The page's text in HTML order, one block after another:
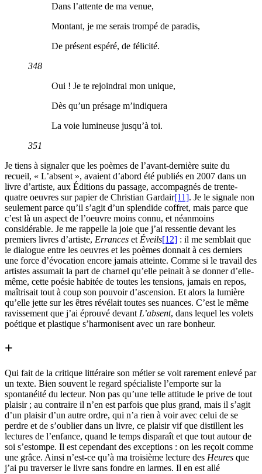
Dans l’attente de ma venue,
Montant, je me serais trompé de paradis,
De présent espéré, de félicité.
348
Oui ! Je te rejoindrai mon unique,
Dès qu’un présage m’indiquera
La voie lumineuse jusqu’à toi.
351
Je tiens à signaler que les poèmes de l’avant-dernière suite du
recueil, « L’absent », avaient d’abord été publiés en 2007 dans un
livre d’artiste, aux Éditions du passage, accompagnés de trente-
quatre oeuvres sur papier de Christian Gardair[11]. Je le signale non
seulement parce qu’il s’agit d’un splendide coffret, mais parce que
c’est là un aspect de l’oeuvre moins connu, et néanmoins
considérable. Je me rappelle la joie que j’ai ressentie devant les
premiers livres d’artiste, Errances et Éveils[12] : il me semblait que
le dialogue entre les oeuvres et les poèmes donnait à ces derniers
une force d’évocation encore jamais atteinte. Comme si le travail des
artistes assumait la part de charnel qu’elle peinait à se donner d’elle-
même, cette poésie habitée de toutes les tensions, jamais en repos,
maîtrisait tout à coup son pouvoir d’ascension. Et alors la lumière
qu’elle jette sur les êtres révélait toutes ses nuances. C’est le même
ravissement que j’ai éprouvé devant L’absent, dans lequel les volets
poétique et plastique s’harmonisent avec un rare bonheur.
+
Qui fait de la critique littéraire son métier se voit rarement enlevé par
un texte. Bien souvent le regard spécialiste l’emporte sur la
spontanéité du lecteur. Non pas qu’une telle attitude le prive de tout
plaisir ; au contraire il n’en est parfois que plus grand, mais il s’agit
d’un plaisir d’un autre ordre, qui n’a rien à voir avec celui de se
perdre et de s’oublier dans un livre, ce plaisir vif que distillent les
lectures de l’enfance, quand le temps disparaît et que tout autour de
soi s’estompe. Il est cependant des exceptions : on les reçoit comme
une grâce. Ainsi n’est-ce qu’à ma troisième lecture des Heures que
j’ai pu traverser le livre sans fondre en larmes. Il en est allé